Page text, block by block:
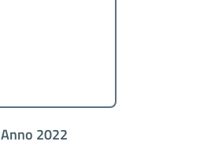
Anno 2022